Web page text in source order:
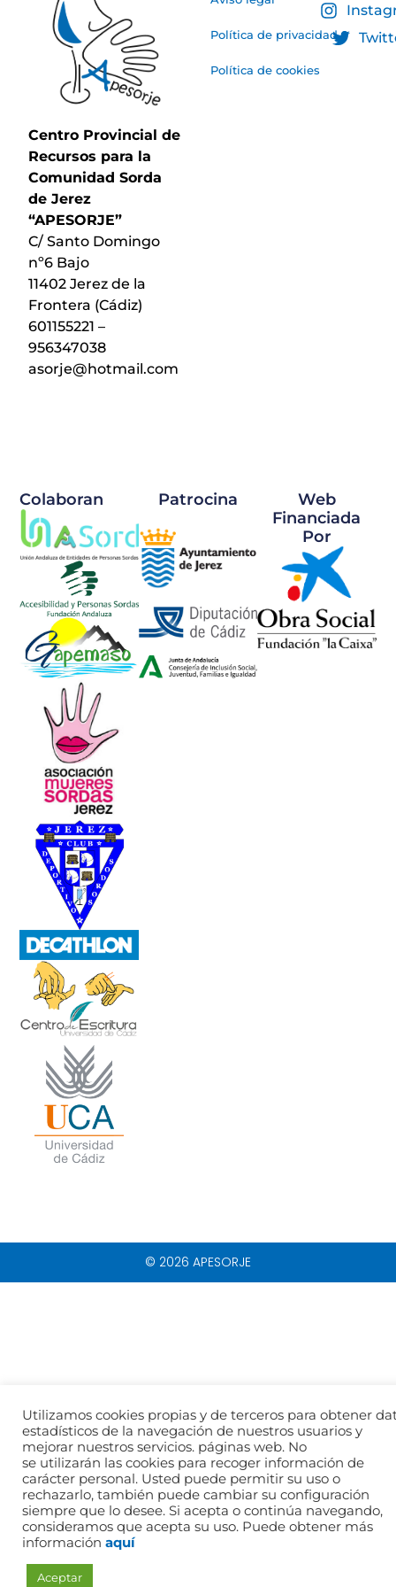
Centro Provincial de
Recursos para la
Comunidad Sorda
de Jerez
“APESORJE”
C/ Santo Domingo
nº6 Bajo
11402 Jerez de la
Frontera (Cádiz)
601155221 –
956347038
asorje@hotmail.com
Política de privacidad
Política de cookies
Colaboran Patrocina
Web
Financiada
Por
© 2026 APESORJE
Utilizamos cookies propias y de terceros para obtener
estadísticos de la navegación de nuestros usuarios y
mejorar nuestros servicios. páginas web. No
se utilizarán las cookies para recoger información de
carácter personal. Usted puede permitir su uso o
rechazarlo, también puede cambiar su configuración
siempre que lo desee. Si acepta o continúa navegando,
consideramos que acepta su uso. Puede obtener más
información aquí
Aceptar